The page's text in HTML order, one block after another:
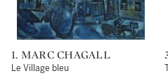
1. MARC CHAGALL
Le Village bleu